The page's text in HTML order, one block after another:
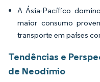
A Ásia-Pacífico
maior consumo
transporte em países
Tendências e
de Neodímio